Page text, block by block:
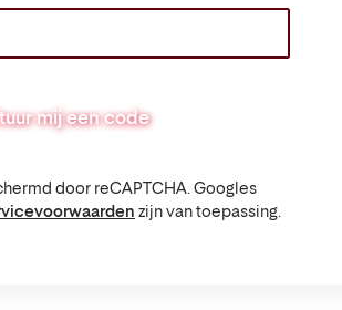
mij een code
door reCAPTCHA. Googles
zijn van toepassing.